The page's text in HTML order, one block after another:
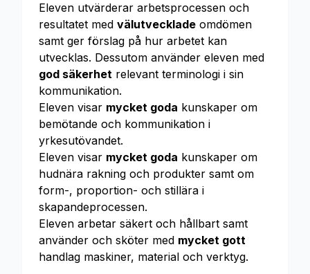
Eleven utvärderar arbetsprocessen och
resultatet med välutvecklade omdömen
samt ger förslag på hur arbetet kan
utvecklas. Dessutom använder eleven med
god säkerhet relevant terminologi i sin
kommunikation.
Eleven visar mycket goda kunskaper om
bemötande och kommunikation i
yrkesutövandet.
Eleven visar mycket goda kunskaper om
hudnära rakning och produkter samt om
form-, proportion- och stillära i
skapandeprocessen.
Eleven arbetar säkert och hållbart samt
använder och sköter med mycket gott
handlag maskiner, material och verktyg.